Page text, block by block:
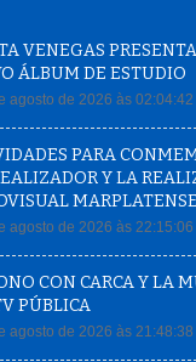
VENEGAS
ÁLBUM DE ESTUDIO
agosto de 2026 às 02:04:42
PARA
Y LA
MARPLATENSE
agosto de 2026 às 22:15:06
CON CARCA Y LA
PÚBLICA
agosto de 2026 às 21:48:38